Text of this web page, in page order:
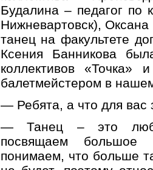
Будалина – педагог по
Нижневартовск),
танец на факультете
Ксения Банникова
коллективов «Точка»
балетмейстером в
— Ребята, а что для вас
— Танец – это
посвящаем
понимаем, что больше